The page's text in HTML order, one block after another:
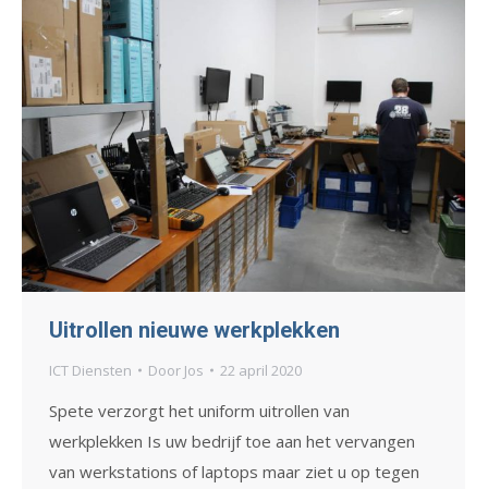
Uitrollen nieuwe werkplekken
ICT Diensten Door Jos 22 april 2020
Spete verzorgt het uniform uitrollen van
werkplekken Is uw bedrijf toe aan het vervangen
van werkstations of laptops maar ziet u op tegen